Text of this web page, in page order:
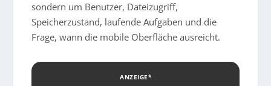
sondern um Benutzer, Dateizugriff,
Speicherzustand, laufende Aufgaben und die
Frage, wann die mobile Oberfläche ausreicht.
ANZEIGE*